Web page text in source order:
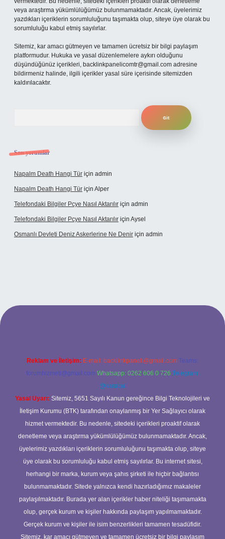
veya araştırma yükümlülüğümüz bulunmamaktadır. Ancak, üyelerimiz
yazdıkları içeriklerin sorumluluğunu taşımakta olup, siteye üye olarak bu
sorumluluğu kabul etmiş sayılırlar.
Sitemiz, kar amacı gütmeyen ve tamamen ücretsiz bir bilgi paylaşım
platformudur. Hukuka ve yasal düzenlemelere aykırı olduğunu
düşündüğünüz içerikleri, backlinkpanelicomtr@gmail.com adresine
bildirmeniz halinde, ilgili içerikler yasal süre içerisinde sitemizden
kaldırılacaktır.
Son yorumlar
Napalm Death Hangi Tür için admin
Napalm Death Hangi Tür için Alper
Telefondaki Bilgiler Pcye Nasıl Aktarılır için admin
Telefondaki Bilgiler Pcye Nasıl Aktarılır için Aysel
Osmanlı Devleti Deniz Askerlerine Ne Denir için admin
giriş
Reklam ve İletişim: E-mail: backlinkpaneli@gmail.com Teams:
forumhizmeti@gmail.com Whatsapp: 0262 606 0 726 Telegram:
@karabul
Yasal Uyarı: Sitemiz, 5651 Sayılı Kanun gereğince Bilgi Teknolojileri ve
İletişim Kurumu (BTK) tarafından onaylanmış bir Yer Sağlayıcı olarak
hizmet vermektedir. Bu nedenle, sitedeki içerikleri proaktif olarak
denetleme veya araştırma yükümlülüğümüz bulunmamaktadır. Ancak,
üyelerimiz yazdıkları içeriklerin sorumluluğunu taşımakta olup, siteye
üye olarak bu sorumluluğu kabul etmiş sayılırlar. Bu internet sitesi,
herhangi bir marka, kurum veya şahıs şirketi ile hiçbir bağlantısı
bulunmamaktadır. Sitede yalnızca kendi hazırladığımız makaleler
paylaşılmaktadır. Burada yer alan içerikler haber niteliği taşımamakta
olup, gerçek kurum ve kişiler hakkında paylaşım yapılmamaktadır.
Gerçek kurum ve kişiler ile isim benzerlikleri tamamen tesadüfidir.
Sitemiz, kar amacı gütmeyen ve tamamen ücretsiz bir bilgi paylaşım